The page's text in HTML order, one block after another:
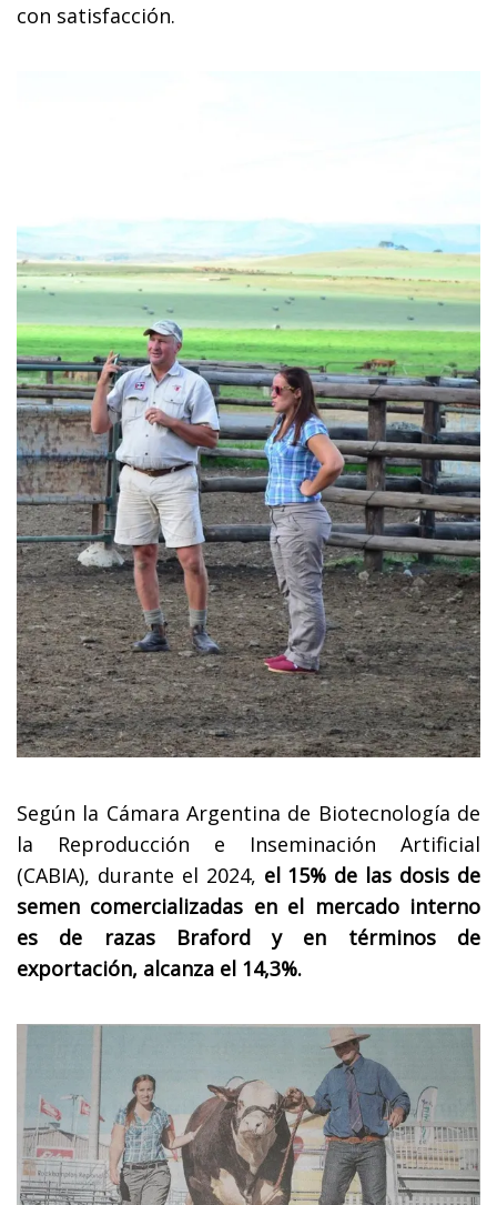
con satisfacción.
Según la Cámara Argentina de Biotecnología de
la Reproducción e Inseminación Artificial
(CABIA), durante el 2024, el 15% de las dosis de
semen comercializadas en el mercado interno
es de razas Braford y en términos de
exportación, alcanza el 14,3%.